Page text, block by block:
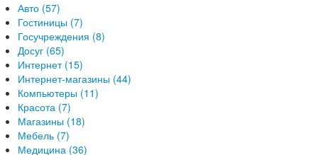
Авто (57)
Гостиницы (7)
Госучреждения (8)
Досуг (65)
Интернет (15)
Интернет-магазины (44)
Компьютеры (11)
Красота (7)
Магазины (18)
Мебель (7)
Медицина (36)